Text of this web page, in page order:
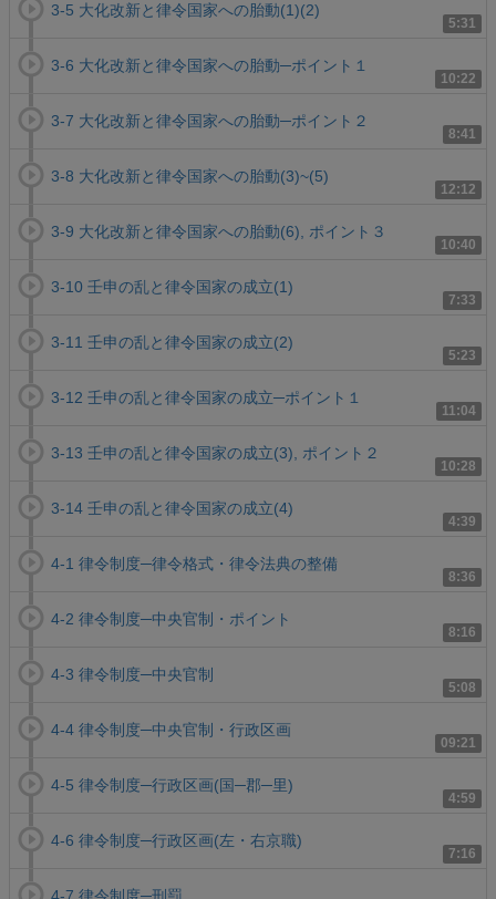
5:31
3-5 大化改新と律令国家への胎動(1)(2)
10:22
3-6 大化改新と律令国家への胎動─ポイント１
8:41
3-7 大化改新と律令国家への胎動─ポイント２
12:12
3-8 大化改新と律令国家への胎動(3)~(5)
10:40
3-9 大化改新と律令国家への胎動(6), ポイント３
7:33
3-10 壬申の乱と律令国家の成立(1)
5:23
3-11 壬申の乱と律令国家の成立(2)
11:04
3-12 壬申の乱と律令国家の成立─ポイント１
10:28
3-13 壬申の乱と律令国家の成立(3), ポイント２
4:39
3-14 壬申の乱と律令国家の成立(4)
8:36
4-1 律令制度─律令格式・律令法典の整備
8:16
4-2 律令制度─中央官制・ポイント
5:08
4-3 律令制度─中央官制
09:21
4-4 律令制度─中央官制・行政区画
4:59
4-5 律令制度─行政区画(国─郡─里)
7:16
4-6 律令制度─行政区画(左・右京職)